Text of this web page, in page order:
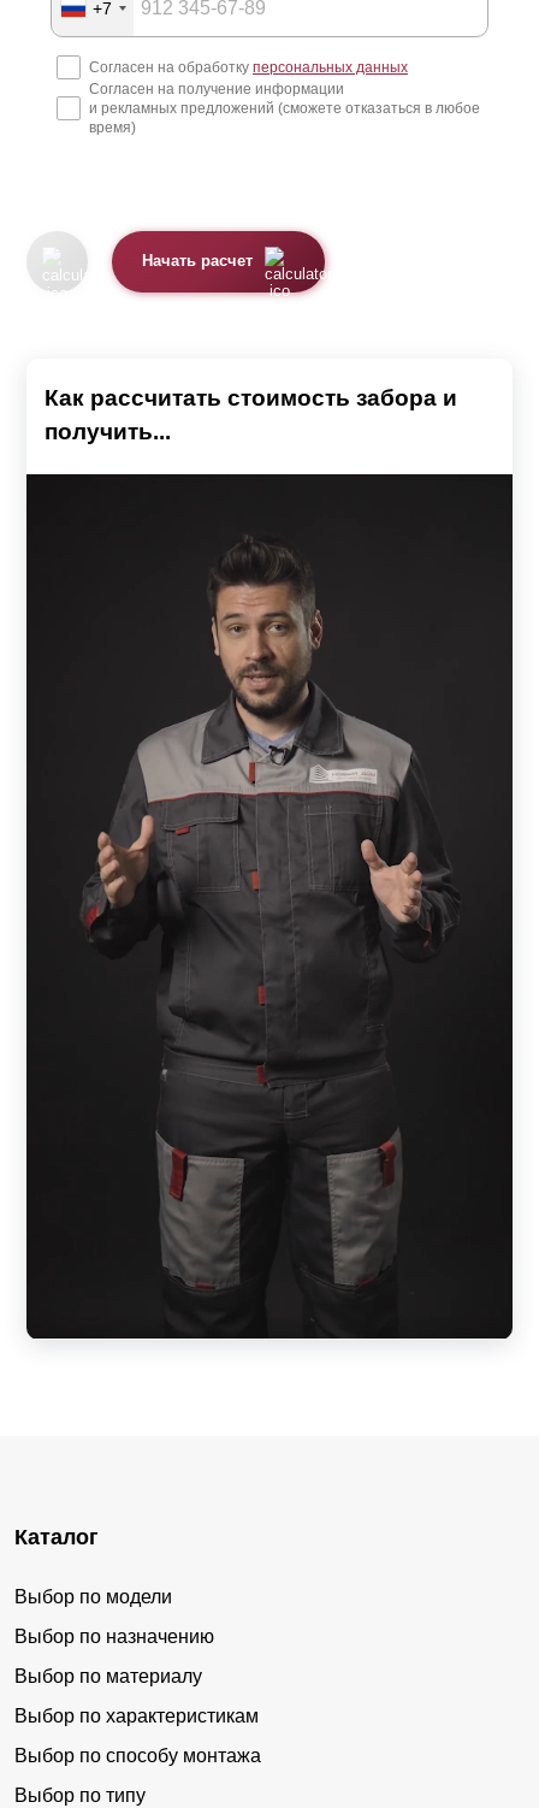
+7
Согласен на обработку персональных данных
Согласен на получение информации
и рекламных предложений (сможете отказаться в любое
время)
Начать расчет
Как рассчитать стоимость забора и
получить...
Каталог
Выбор по модели
Выбор по назначению
Выбор по материалу
Выбор по характеристикам
Выбор по способу монтажа
Выбор по типу